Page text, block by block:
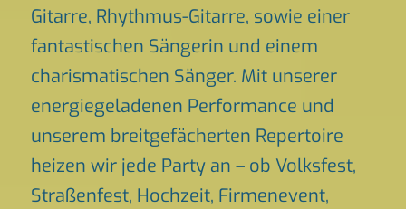
Gitarre, Rhythmus-Gitarre, sowie einer
fantastischen Sängerin und einem
charismatischen Sänger. Mit unserer
energiegeladenen Performance und
unserem breitgefächerten Repertoire
heizen wir jede Party an – ob Volksfest,
Straßenfest, Hochzeit, Firmenevent,